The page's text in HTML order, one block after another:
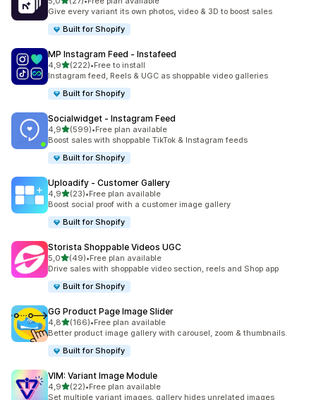
toplam 27 değerlendirme
Give every variant its own photos, video & 3D to boost sales
Built for Shopify
MP Instagram Feed ‑ Instafeed
4,95 yıldız üzerinden
(222)
toplam 222 değerlendirme
•Free to install
Instagram feed, Reels & UGC as shoppable video galleries
Built for Shopify
Socialwidget ‑ Instagram Feed
4,95 yıldız üzerinden
(599)
toplam 599 değerlendirme
•Free plan available
Boost sales with shoppable TikTok & Instagram feeds
Built for Shopify
Uploadify ‑ Customer Gallery
4,95 yıldız üzerinden
(23)
toplam 23 değerlendirme
•Free plan available
Boost social proof with a customer image gallery
Built for Shopify
Storista Shoppable Videos UGC
5,05 yıldız üzerinden
(49)
toplam 49 değerlendirme
•Free plan available
Drive sales with shoppable video section, reels and Shop app
Built for Shopify
GG Product Page Image Slider
4,85 yıldız üzerinden
(166)
toplam 166 değerlendirme
•Free plan available
Better product image gallery with carousel, zoom & thumbnails.
Built for Shopify
VIM: Variant Image Module
4,95 yıldız üzerinden
(22)
toplam 22 değerlendirme
•Free plan available
Set multiple variant images, gallery hides unrelated images